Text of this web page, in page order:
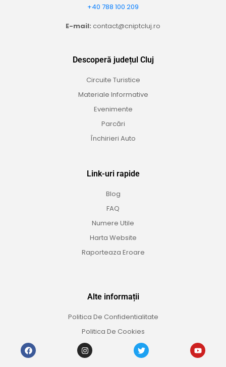
+40 788 100 209
E-mail: contact@cniptcluj.ro
Descoperă județul Cluj
Circuite Turistice
Materiale Informative
Evenimente
Parcări
Închirieri Auto
Link-uri rapide
Blog
FAQ
Numere Utile
Harta Website
Raporteaza Eroare
Alte informații
Politica De Confidentialitate
Politica De Cookies